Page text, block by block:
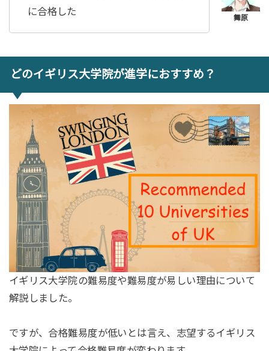
に合格した
どのイギリス大学院が進学におすすめ？
イギリス大学院の難易度や難易度が易しい理由について
解説しました。
ですが、合格難易度が低いとは言え、志望するイギリス